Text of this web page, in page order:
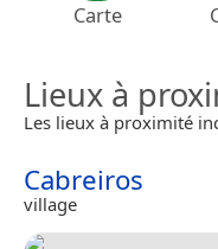
Carte
Lieux à
Les lieux à proximité
Cabreiros
village